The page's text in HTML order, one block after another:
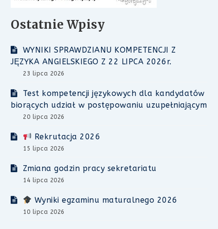
Ostatnie Wpisy
WYNIKI SPRAWDZIANU KOMPETENCJI Z
JĘZYKA ANGIELSKIEGO Z 22 LIPCA 2026r.
23 lipca 2026
Test kompetencji językowych dla kandydatów
biorących udział w postępowaniu uzupełniającym
20 lipca 2026
Rekrutacja 2026
15 lipca 2026
Zmiana godzin pracy sekretariatu
14 lipca 2026
Wyniki egzaminu maturalnego 2026
10 lipca 2026